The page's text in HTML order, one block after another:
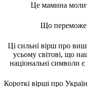
Це мамина
Що переможе
Ці сильні вірш про
усьому світові, що
національні символи
Короткі вірші про